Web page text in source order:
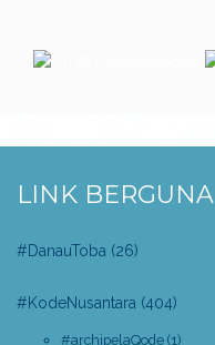
LINK BERGUNA
#DanauToba (26)
#KodeNusantara (404)
#archipelaQode (1)